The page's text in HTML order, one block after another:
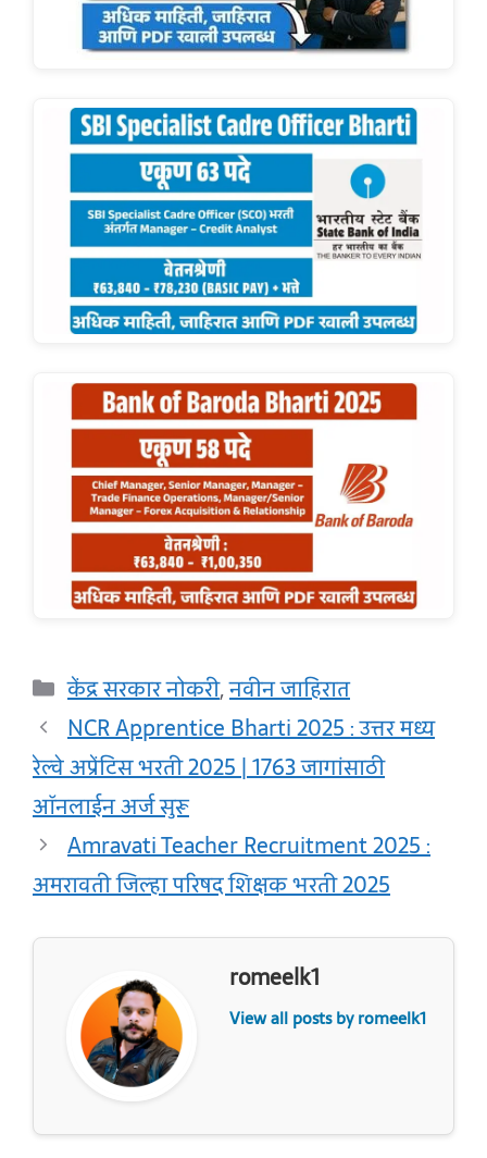
Categories
केंद्र सरकार नोकरी,नवीन जाहिरात
NCR Apprentice Bharti 2025 : उत्तर मध्य
रेल्वे अप्रेंटिस भरती 2025 | 1763 जागांसाठी
ऑनलाईन अर्ज सुरू
Amravati Teacher Recruitment 2025 :
अमरावती जिल्हा परिषद शिक्षक भरती 2025
romeelk1
View all posts by romeelk1